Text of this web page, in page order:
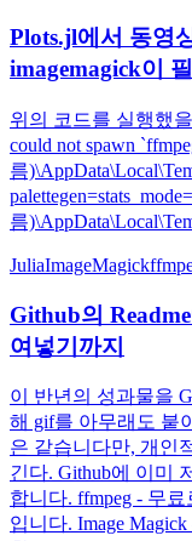
Plots.jl에서 동영
imagemagick이
위의 코드를 실행했
could not spawn
름
름
JuliaImageMagick
Github의
여넣기까지
이 반년의 성과물을
해 gif를 아무래도 붙
은 같습니다만, 개인
긴다. Github에 이미
합니다. ffmpeg - 무
입니다. Image